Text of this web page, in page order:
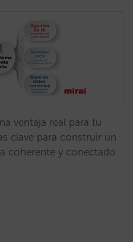
ventaja real para tu
clave para construir un
coherente y conectado